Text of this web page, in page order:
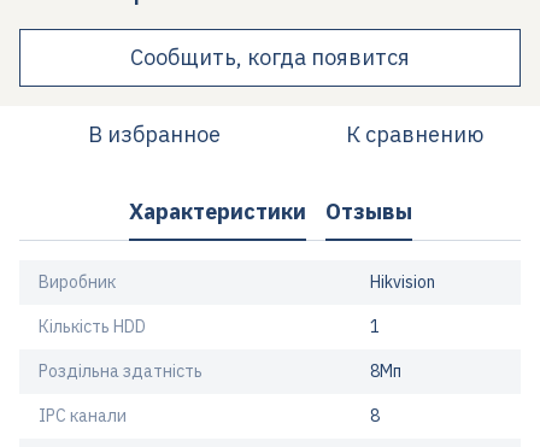
Сообщить, когда появится
В избранное К сравнению
Характеристики Отзывы
Виробник Hikvision
Кількість HDD 1
Роздільна здатність 8Мп
IPC канали 8